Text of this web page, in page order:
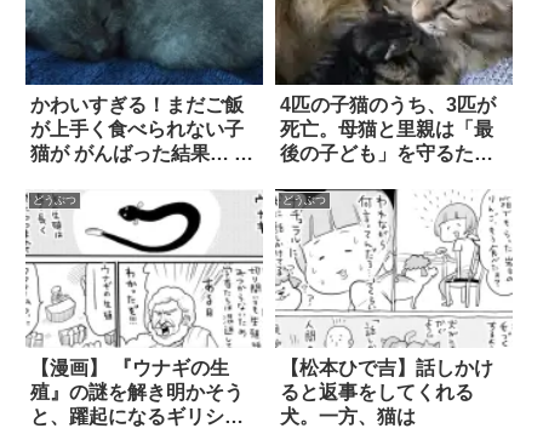
かわいすぎる！まだご飯
が上手く食べられない子
猫が がんばった結果… 6
4匹の子猫のうち、3匹が
死亡。母猫と里親は「最
後の子ども」を守るため
どうぶつ
【漫画】 『ウナギの生
殖』の謎を解き明かそう
と、躍起になるギリシャ
どうぶつ
【松本ひで吉】話しかけ
ると返事をしてくれる
犬。一方、猫は